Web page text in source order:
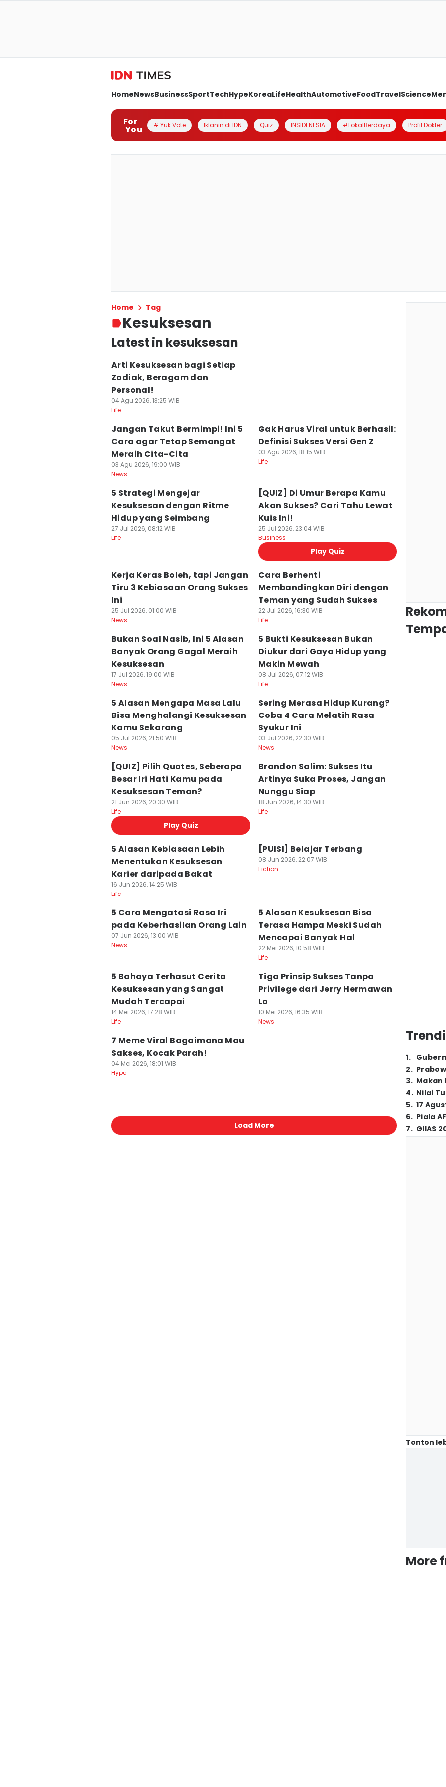
HomeNewsBusinessSportTechHypeKoreaLifeHealthAutomotiveFoodTravelScience
For
You # Yuk Vote Iklanin di IDN Quiz INSIDENESIA #LokalBerdaya Profil Dokter
Home Tag
Kesuksesan
Latest in kesuksesan
Arti Kesuksesan bagi Setiap
Zodiak, Beragam dan
Personal!
04 Agu 2026, 13:25 WIB
Life
Jangan Takut Bermimpi! Ini 5
Cara agar Tetap Semangat
Meraih Cita-Cita
03 Agu 2026, 19:00 WIB
News
Gak Harus Viral untuk Berhasil:
Definisi Sukses Versi Gen Z
03 Agu 2026, 18:15 WIB
Life
5 Strategi Mengejar
Kesuksesan dengan Ritme
Hidup yang Seimbang
27 Jul 2026, 08:12 WIB
Life
[QUIZ] Di Umur Berapa Kamu
Akan Sukses? Cari Tahu Lewat
Kuis Ini!
25 Jul 2026, 23:04 WIB
Business
Play Quiz
Kerja Keras Boleh, tapi Jangan
Tiru 3 Kebiasaan Orang Sukses
Ini
25 Jul 2026, 01:00 WIB
News
Cara Berhenti
Membandingkan Diri dengan
Teman yang Sudah Sukses
22 Jul 2026, 16:30 WIB
Life
Bukan Soal Nasib, Ini 5 Alasan
Banyak Orang Gagal Meraih
Kesuksesan
17 Jul 2026, 19:00 WIB
News
5 Bukti Kesuksesan Bukan
Diukur dari Gaya Hidup yang
Makin Mewah
08 Jul 2026, 07:12 WIB
Life
5 Alasan Mengapa Masa Lalu
Bisa Menghalangi Kesuksesan
Kamu Sekarang
05 Jul 2026, 21:50 WIB
News
Sering Merasa Hidup Kurang?
Coba 4 Cara Melatih Rasa
Syukur Ini
03 Jul 2026, 22:30 WIB
News
[QUIZ] Pilih Quotes, Seberapa
Besar Iri Hati Kamu pada
Kesuksesan Teman?
21 Jun 2026, 20:30 WIB
Life
Play Quiz
Brandon Salim: Sukses Itu
Artinya Suka Proses, Jangan
Nunggu Siap
18 Jun 2026, 14:30 WIB
Life
5 Alasan Kebiasaan Lebih
Menentukan Kesuksesan
Karier daripada Bakat
16 Jun 2026, 14:25 WIB
Life
[PUISI] Belajar Terbang
08 Jun 2026, 22:07 WIB
Fiction
5 Cara Mengatasi Rasa Iri
pada Keberhasilan Orang Lain
07 Jun 2026, 13:00 WIB
News
5 Alasan Kesuksesan Bisa
Terasa Hampa Meski Sudah
Mencapai Banyak Hal
22 Mei 2026, 10:58 WIB
Life
5 Bahaya Terhasut Cerita
Kesuksesan yang Sangat
Mudah Tercapai
14 Mei 2026, 17:28 WIB
Life
Tiga Prinsip Sukses Tanpa
Privilege dari Jerry Hermawan
Lo
10 Mei 2026, 16:35 WIB
News
7 Meme Viral Bagaimana Mau
Sakses, Kocak Parah!
04 Mei 2026, 18:01 WIB
Hype
Load More
1.
2.
3. Makan
4. Nilai
5. 17
6. Piala
7. GIIAS
Tonton
More